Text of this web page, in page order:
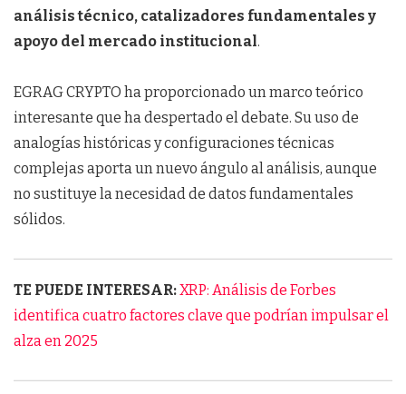
análisis técnico, catalizadores fundamentales y
apoyo del mercado institucional.
EGRAG CRYPTO ha proporcionado un marco teórico
interesante que ha despertado el debate. Su uso de
analogías históricas y configuraciones técnicas
complejas aporta un nuevo ángulo al análisis, aunque
no sustituye la necesidad de datos fundamentales
sólidos.
TE PUEDE INTERESAR:XRP: Análisis de Forbes
identifica cuatro factores clave que podrían impulsar el
alza en 2025